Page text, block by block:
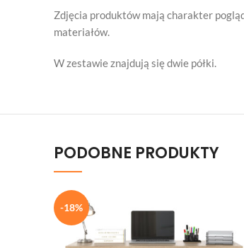
Zdjęcia produktów mają charakter
materiałów.
W zestawie znajdują się dwie półki.
PODOBNE PRODUKTY
-18%